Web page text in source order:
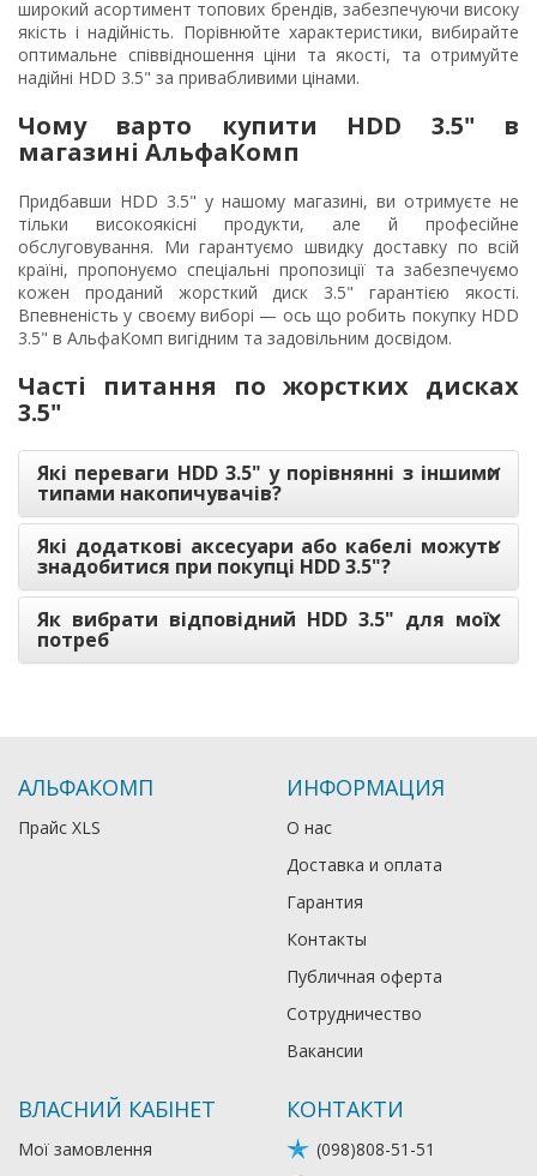
широкий асортимент топових брендів, забезпечуючи високу
якість і надійність. Порівнюйте характеристики, вибирайте
оптимальне співвідношення ціни та якості, та отримуйте
надійні HDD 3.5" за привабливими цінами.
Чому варто купити HDD 3.5" в
магазині АльфаКомп
Придбавши HDD 3.5" у нашому магазині, ви отримуєте не
тільки високоякісні продукти, але й професійне
обслуговування. Ми гарантуємо швидку доставку по всій
країні, пропонуємо спеціальні пропозиції та забезпечуємо
кожен проданий жорсткий диск 3.5" гарантією якості.
Впевненість у своєму виборі — ось що робить покупку HDD
3.5" в АльфаКомп вигідним та задовільним досвідом.
Часті питання по жорстких дисках
3.5"
Які переваги HDD 3.5" у порівнянні з іншими
типами накопичувачів?
Які додаткові аксесуари або кабелі можуть
знадобитися при покупці HDD 3.5"?
Як вибрати відповідний HDD 3.5" для моїх
потреб
АЛЬФАКОМП
Прайс XLS
ИНФОРМАЦИЯ
О нас
Доставка и оплата
Гарантия
Контакты
Публичная оферта
Сотрудничество
Вакансии
ВЛАСНИЙ КАБІНЕТ
Мої замовлення
КОНТАКТИ
(098)808-51-51